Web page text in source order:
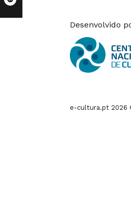
Desenvolvido
e-cultura.pt 2026